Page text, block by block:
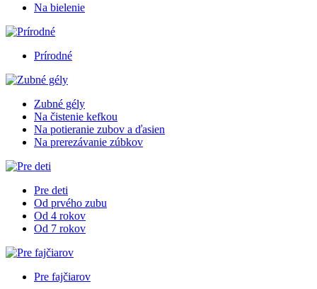
Na bielenie
Prírodné
Zubné gély
Na čistenie kefkou
Na potieranie zubov a ďasien
Na prerezávanie zúbkov
Pre deti
Od prvého zubu
Od 4 rokov
Od 7 rokov
Pre fajčiarov